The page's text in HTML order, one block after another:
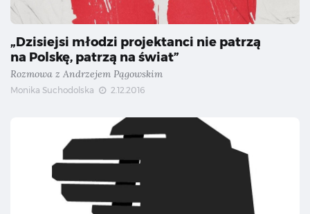
„Dzisiejsi młodzi projektanci nie patrzą
na Polskę, patrzą na świat”
Rozmowa z Andrzejem Pągowskim
Monika Suchodolska 2.12.2016